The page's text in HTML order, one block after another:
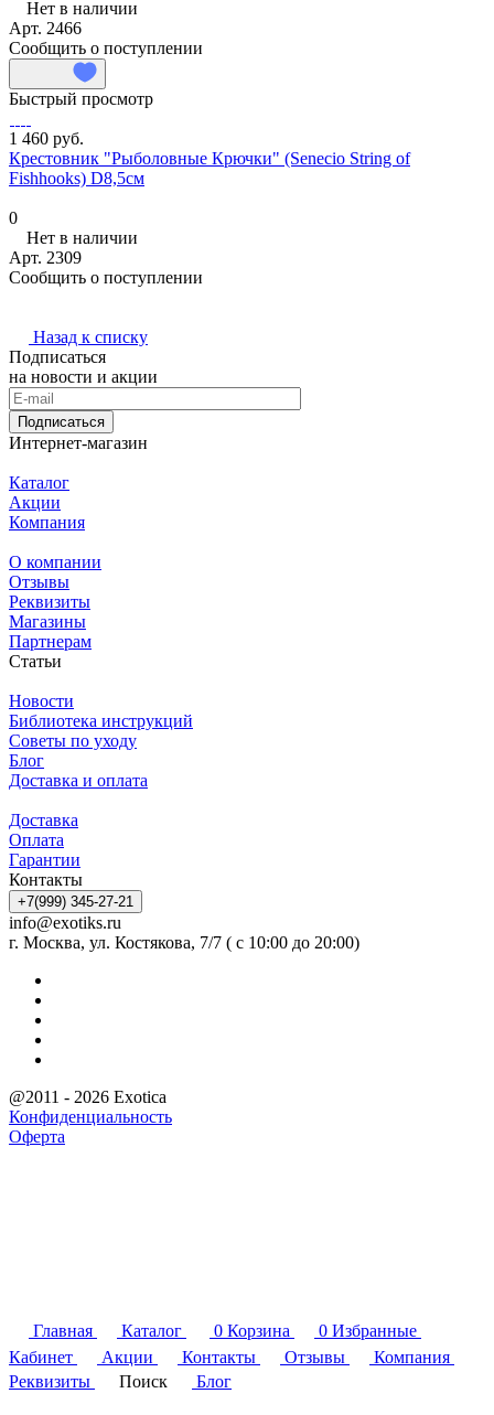
Нет в наличии
Арт. 2466
Сообщить о поступлении
Быстрый просмотр
1 460 руб.
Крестовник "Рыболовные Крючки" (Senecio String of
Fishhooks) D8,5см
0
Нет в наличии
Арт. 2309
Сообщить о поступлении
Назад к списку
Подписаться
на новости и акции
Подписаться
Интернет-магазин
Каталог
Акции
Компания
О компании
Отзывы
Реквизиты
Магазины
Партнерам
Статьи
Новости
Библиотека инструкций
Советы по уходу
Блог
Доставка и оплата
Доставка
Оплата
Гарантии
Контакты
+7(999) 345-27-21
info@exotiks.ru
г. Москва, ул. Костякова, 7/7 ( с 10:00 до 20:00)
@2011 - 2026 Exotica
Конфиденциальность
Оферта
Главная Каталог 0 Корзина 0 Избранные
Кабинет
Акции Контакты Отзывы
Компания
Реквизиты
Поиск Блог